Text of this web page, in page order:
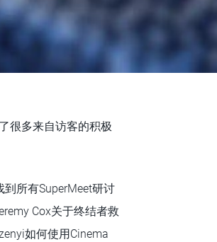
很多来自访客的积极
所有SuperMeet研讨
Cox关于终结者救
如何使用Cinema